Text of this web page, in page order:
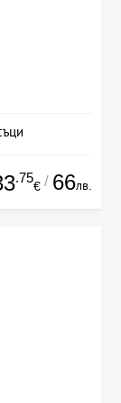
.75
€ / 66лв.